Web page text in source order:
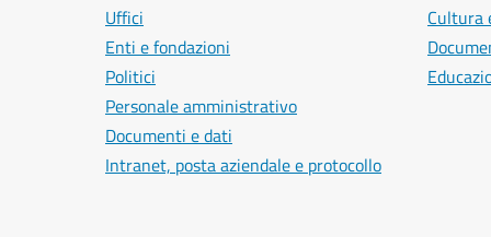
Uffici
Enti e fondazioni
Politici
Personale amministrativo
Documenti e dati
Intranet, posta aziendale e protocollo
Cultura